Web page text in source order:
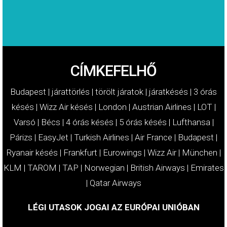
CÍMKEFELHŐ
Budapest | járattörlés | törölt járatok | járatkésés | 3 órás
késés | Wizz Air késés | London | Austrian Airlines | LOT|
Varsó | Bécs | 4 órás késés | 5 órás késés | Lufthansa|
Párizs | EasyJet | Turkish Airlines | Air France | Budapest |
Ryanair késés | Frankfurt | Eurowings | Wizz Air| München |
KLM | TAROM | TAP | Norwegian | British Airways | Emirates
| Qatar Airways
LÉGI UTASOK JOGAI AZ EURÓPAI UNIÓBAN